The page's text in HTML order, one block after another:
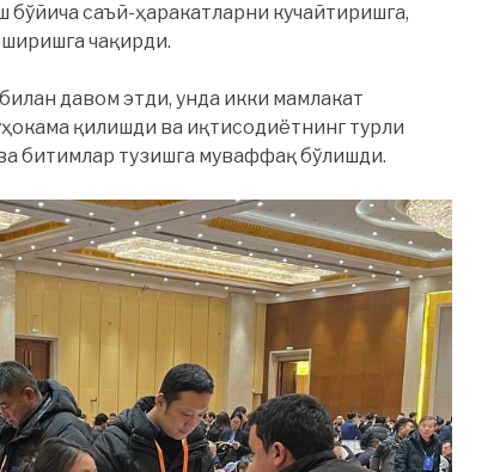
саъй-ҳаракатларни кучайтиришга,
чақирди.
давом этди, унда икки мамлакат
қилишди ва иқтисодиётнинг турли
битимлар тузишга муваффақ бўлишди.